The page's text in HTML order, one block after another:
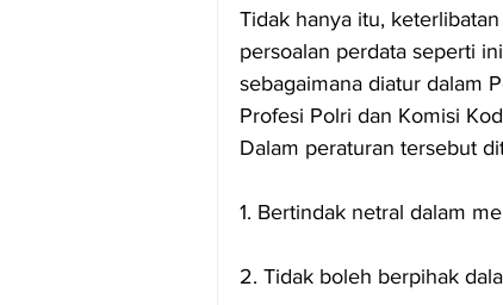
Tidak hanya itu,
persoalan perdata seperti
sebagaimana diatur dalam
Profesi Polri dan Komisi
Dalam peraturan tersebut
1. Bertindak netral dalam
2. Tidak boleh berpihak